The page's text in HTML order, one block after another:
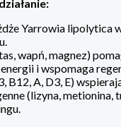
Yarrowia lipolytica
wapń, magnez)
i wspomaga
B12, A, D3, E)
(lizyna, metionina,